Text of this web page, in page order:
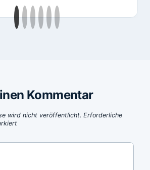
Kommentar
wird nicht veröffentlicht. Erforderliche